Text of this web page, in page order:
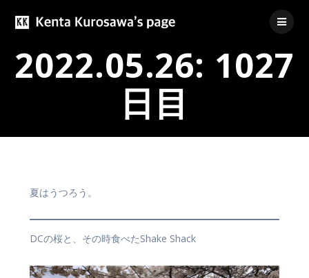
to
2022.05.26: 1027
日目
夏はうつろう。
DCの桜と、その時食べたShake Shack